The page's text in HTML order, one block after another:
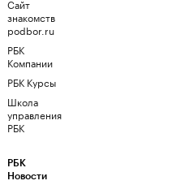
Сайт
знакомств
podbor.ru
РБК
Компании
РБК Курсы
Школа
управления
РБК
РБК
Новости